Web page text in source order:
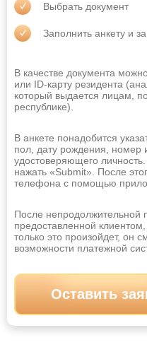
Выбрать документ
Заполнить анкету и
В качестве документа
или ID-карту резидента
который выдается лицам,
республике).
В анкете понадобится
пол, дату рождения, номер
удостоверяющего
нажать «Submit». После
телефона с помощью
После непродолжительной
предоставленной
только это произойдет, он
возможности платежной
Ангарск
Армавир
Ачинск
Барнаул
Березники
Благовещенск
Владивосток